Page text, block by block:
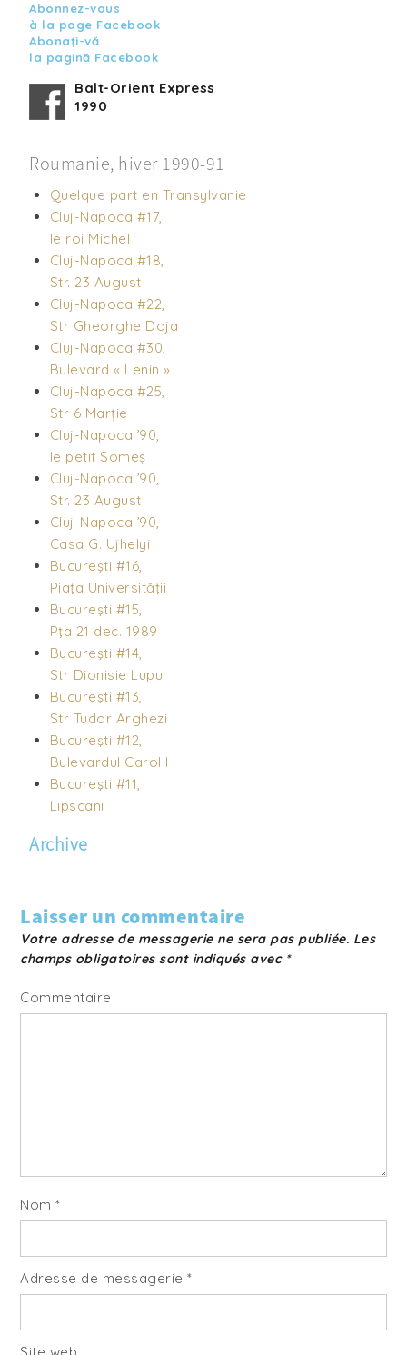
Abonnez-vous
à la page Facebook
Abonaţi-vă
la pagină Facebook
Balt-Orient Express
1990
Roumanie, hiver 1990-91
Quelque part en Transylvanie
Cluj-Napoca #17,
le roi Michel
Cluj-Napoca #18,
Str. 23 August
Cluj-Napoca #22,
Str Gheorghe Doja
Cluj-Napoca #30,
Bulevard « Lenin »
Cluj-Napoca #25,
Str 6 Marție
Cluj-Napoca ’90,
le petit Someș
Cluj-Napoca ’90,
Str. 23 August
Cluj-Napoca ’90,
Casa G. Ujhelyi
Bucureşti #16,
Piaţa Universităţii
Bucureşti #15,
Pţa 21 dec. 1989
Bucureşti #14,
Str Dionisie Lupu
Bucureşti #13,
Str Tudor Arghezi
Bucureşti #12,
Bulevardul Carol I
Bucureşti #11,
Lipscani
Archive
Laisser un commentaire
Votre adresse de messagerie ne sera pas publiée. Les
champs obligatoires sont indiqués avec *
Commentaire
Nom*
Adresse de messagerie*